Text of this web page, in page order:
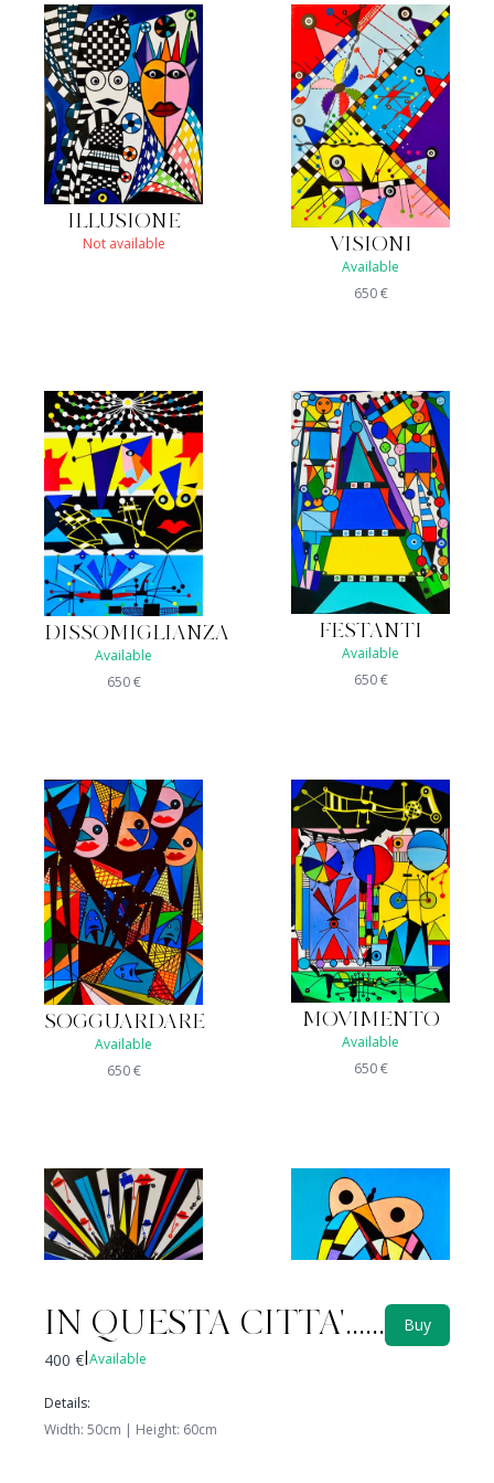
IN QUESTA CITTA'......
Buy
400 € Available
Details:
Width: 50cm | Height: 60cm
ILLUSIONE
Not available VISIONI
Available
650€
DISSOMIGLIANZA
Available
650€
FESTANTI
Available
650€
SOGGUARDARE
Available
650€
MOVIMENTO
Available
650€
CELATO
Not available